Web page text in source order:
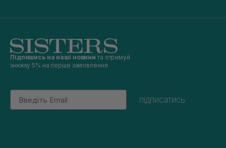
Підпишись на наші новини та отримуй
знижку 5% на перше замовлення
Email
підписатись